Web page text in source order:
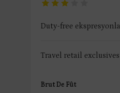
Duty-free
Travel retail
Brut De Fût